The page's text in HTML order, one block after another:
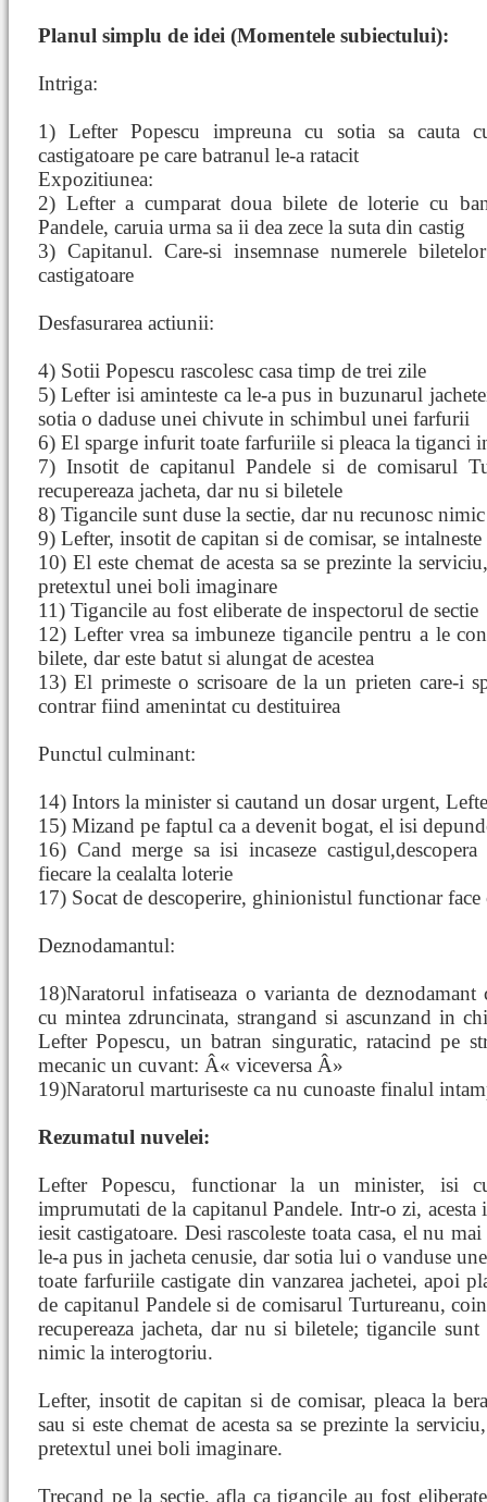
Planul simplu de idei (Momentele subiectului):
Intriga:
1) Lefter Popescu impreuna cu sotia sa cauta
castigatoare pe care batranul le-a ratacit
Expozitiunea:
2) Lefter a cumparat doua bilete de loterie cu
Pandele, caruia urma sa ii dea zece la suta din castig
3) Capitanul. Care-si insemnase numerele
castigatoare
Desfasurarea actiunii:
4) Sotii Popescu rascolesc casa timp de trei zile
5) Lefter isi aminteste ca le-a pus in buzunarul
sotia o daduse unei chivute in schimbul unei farfurii
6) El sparge infurit toate farfuriile si pleaca la tiganci
7) Insotit de capitanul Pandele si de comisarul
recupereaza jacheta, dar nu si biletele
8) Tigancile sunt duse la sectie, dar nu recunosc
9) Lefter, insotit de capitan si de comisar, se
10) El este chemat de acesta sa se prezinte la
pretextul unei boli imaginare
11) Tigancile au fost eliberate de inspectorul de sectie
12) Lefter vrea sa imbuneze tigancile pentru a le
bilete, dar este batut si alungat de acestea
13) El primeste o scrisoare de la un prieten care-i
contrar fiind amenintat cu destituirea
Punctul culminant:
14) Intors la minister si cautand un dosar urgent,
15) Mizand pe faptul ca a devenit bogat, el isi
16) Cand merge sa isi incaseze castigul,descopera
fiecare la cealalta loterie
17) Socat de descoperire, ghinionistul functionar
Deznodamantul:
18)Naratorul infatiseaza o varianta de deznodamant
cu mintea zdruncinata, strangand si ascunzand in
Lefter Popescu, un batran singuratic, ratacind pe
mecanic un cuvant: Â« viceversa Â»
19)Naratorul marturiseste ca nu cunoaste finalul
Rezumatul nuvelei:
Lefter Popescu, functionar la un minister, isi
imprumutati de la capitanul Pandele. Intr-o zi, acesta
iesit castigatoare. Desi rascoleste toata casa, el nu
le-a pus in jacheta cenusie, dar sotia lui o vanduse
toate farfuriile castigate din vanzarea jachetei, apoi
de capitanul Pandele si de comisarul Turtureanu,
recupereaza jacheta, dar nu si biletele; tigancile
nimic la interogtoriu.
Lefter, insotit de capitan si de comisar, pleaca la
sau si este chemat de acesta sa se prezinte la
pretextul unei boli imaginare.
Trecand pe la sectie, afla ca tigancile au fost